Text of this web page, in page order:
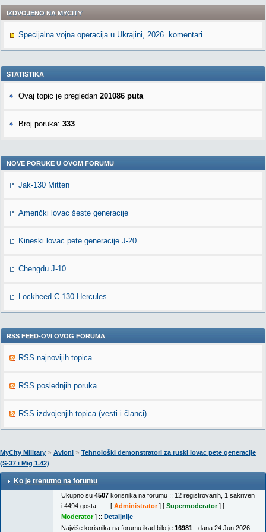
IZDVOJENO NA MYCITY
Specijalna vojna operacija u Ukrajini, 2026. komentari
STATISTIKA
Ovaj topic je pregledan 201086 puta
Broj poruka: 333
NOVE PORUKE U OVOM FORUMU
Jak-130 Mitten
Američki lovac šeste generacije
Kineski lovac pete generacije J-20
Chengdu J-10
Lockheed C-130 Hercules
RSS FEED-OVI OVOG FORUMA
RSS najnovijih topica
RSS poslednjih poruka
RSS izdvojenjih topica (vesti i članci)
MyCity Military » Avioni » Tehnološki demonstratori za ruski lovac pete generacije
(S-37 i Mig 1.42)
Ko je trenutno na forumu
Ukupno su 4507 korisnika na forumu :: 12 registrovanih, 1 sakriven
i 4494 gosta :: [ Administrator] [ Supermoderator] [
Moderator] :: Detaljnije
Najviše korisnika na forumu ikad bilo je 16981 - dana 24 Jun 2026